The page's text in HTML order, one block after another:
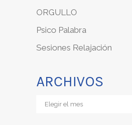
ORGULLO
Psico Palabra
Sesiones Relajación
ARCHIVOS
Archivos